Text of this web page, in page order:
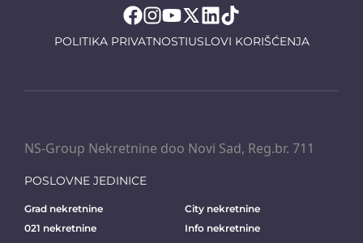
POLITIKA PRIVATNOSTIUSLOVI KORIŠĆENJA
NS-Group Nekretnine doo Novi Sad, Reg.br. 711
POSLOVNE JEDINICE
Grad nekretnine
City nekretnine
021 nekretnine
Info nekretnine